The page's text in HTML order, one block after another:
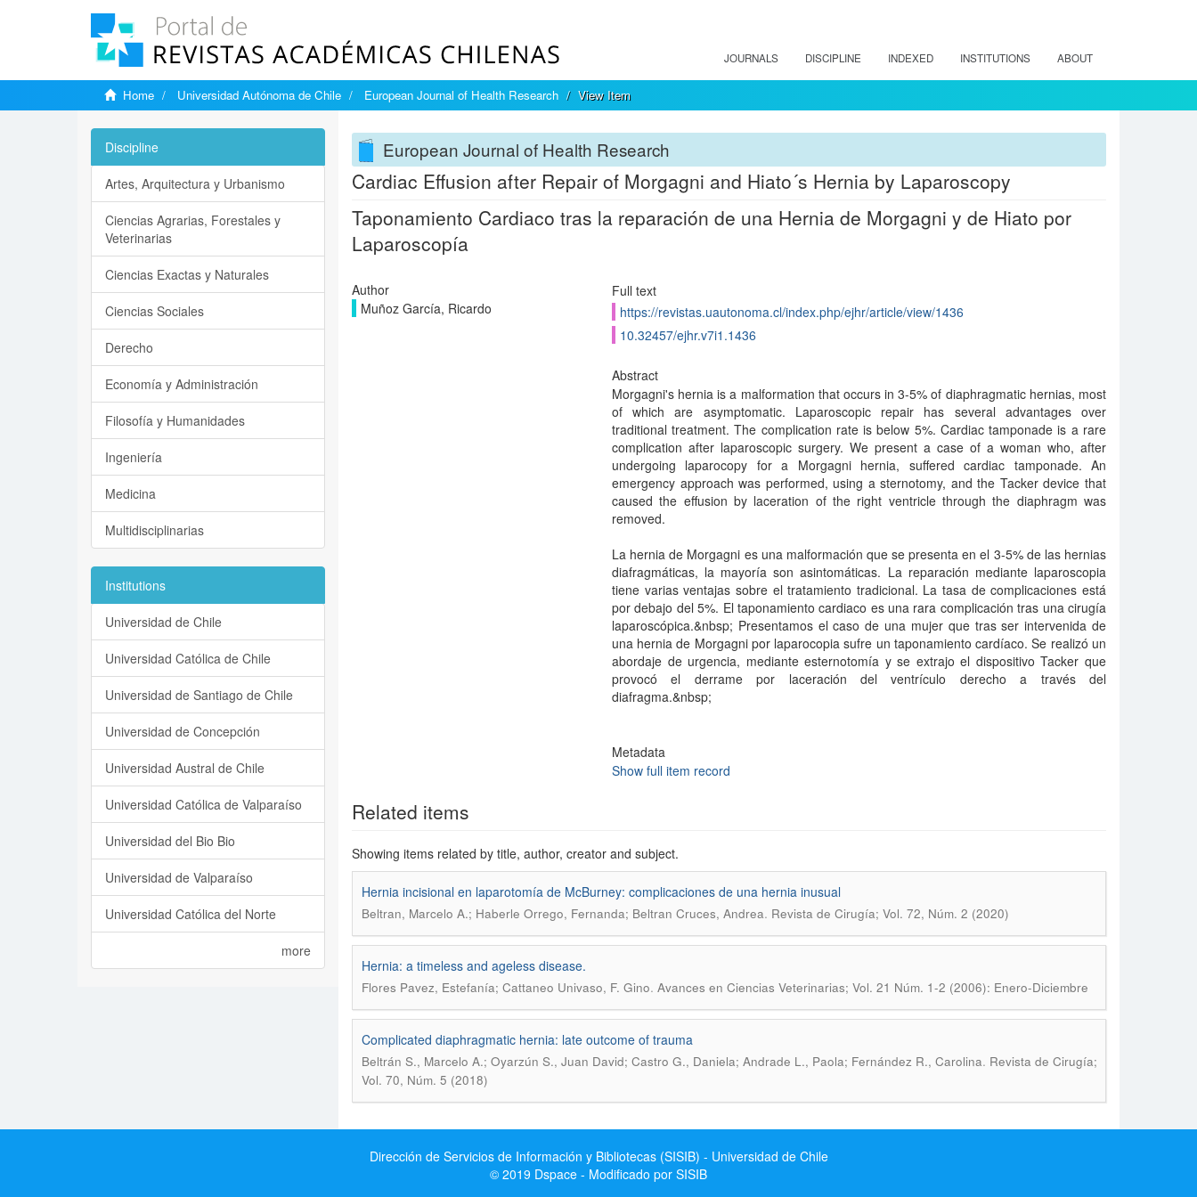
JOURNALS DISCIPLINE INDEXED INSTITUTIONS ABOUT
Home Universidad Autónoma de Chile European Journal of Health Research View Item
European Journal of Health Research
Cardiac Effusion after Repair of Morgagni and Hiato´s Hernia by Laparoscopy
Taponamiento Cardiaco tras la reparación de una Hernia de Morgagni y de Hiato por
Laparoscopía
Author
Muñoz García, Ricardo
Full text
https://revistas.uautonoma.cl/index.php/ejhr/article/view/1436
10.32457/ejhr.v7i1.1436
Abstract
Morgagni's hernia is a malformation that occurs in 3-5% of diaphragmatic hernias, most
of which are asymptomatic. Laparoscopic repair has several advantages over
traditional treatment. The complication rate is below 5%. Cardiac tamponade is a rare
complication after laparoscopic surgery. We present a case of a woman who, after
undergoing laparocopy for a Morgagni hernia, suffered cardiac tamponade. An
emergency approach was performed, using a sternotomy, and the Tacker device that
caused the effusion by laceration of the right ventricle through the diaphragm was
removed.
La hernia de Morgagni es una malformación que se presenta en el 3-5% de las hernias
diafragmáticas, la mayoría son asintomáticas. La reparación mediante laparoscopia
tiene varias ventajas sobre el tratamiento tradicional. La tasa de complicaciones está
por debajo del 5%. El taponamiento cardiaco es una rara complicación tras una cirugía
laparoscópica.&nbsp; Presentamos el caso de una mujer que tras ser intervenida de
una hernia de Morgagni por laparocopia sufre un taponamiento cardíaco. Se realizó un
abordaje de urgencia, mediante esternotomía y se extrajo el dispositivo Tacker que
provocó el derrame por laceración del ventrículo derecho a través del
diafragma.&nbsp;
Metadata
Show full item record
Related items
Showing items related by title, author, creator and subject.
Hernia incisional en laparotomía de McBurney: complicaciones de una hernia inusual
Beltran, Marcelo A.; Haberle Orrego, Fernanda; Beltran Cruces, Andrea. Revista de Cirugía; Vol. 72, Núm. 2 (2020)
Hernia: a timeless and ageless disease.
Flores Pavez, Estefanía; Cattaneo Univaso, F. Gino. Avances en Ciencias Veterinarias; Vol. 21 Núm. 1-2 (2006): Enero-Diciembre
Complicated diaphragmatic hernia: late outcome of trauma
Beltrán S., Marcelo A.; Oyarzún S., Juan David; Castro G., Daniela; Andrade L., Paola; Fernández R., Carolina. Revista de Cirugía;
Vol. 70, Núm. 5 (2018)
Discipline
Artes, Arquitectura y Urbanismo
Ciencias Agrarias, Forestales y
Veterinarias
Ciencias Exactas y Naturales
Ciencias Sociales
Derecho
Economía y Administración
Filosofía y Humanidades
Ingeniería
Medicina
Multidisciplinarias
Institutions
Universidad de Chile
Universidad Católica de Chile
Universidad de Santiago de Chile
Universidad de Concepción
Universidad Austral de Chile
Universidad Católica de Valparaíso
Universidad del Bio Bio
Universidad de Valparaíso
Universidad Católica del Norte
more
Dirección de Servicios de Información y Bibliotecas (SISIB) - Universidad de Chile
© 2019 Dspace - Modificado por SISIB